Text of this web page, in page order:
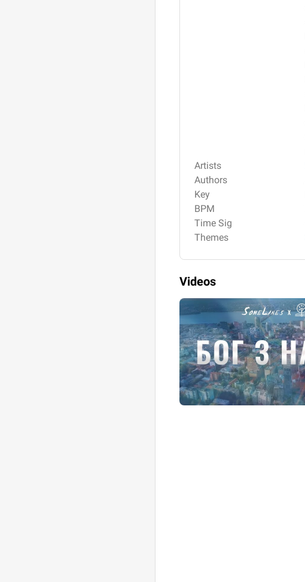
Artists
Authors
Key
BPM
Time Sig
Themes
Videos